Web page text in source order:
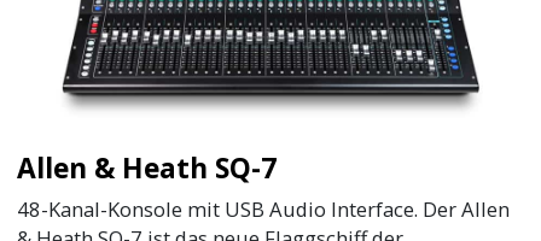
Allen & Heath SQ-7
48-Kanal-Konsole mit USB Audio Interface. Der Allen